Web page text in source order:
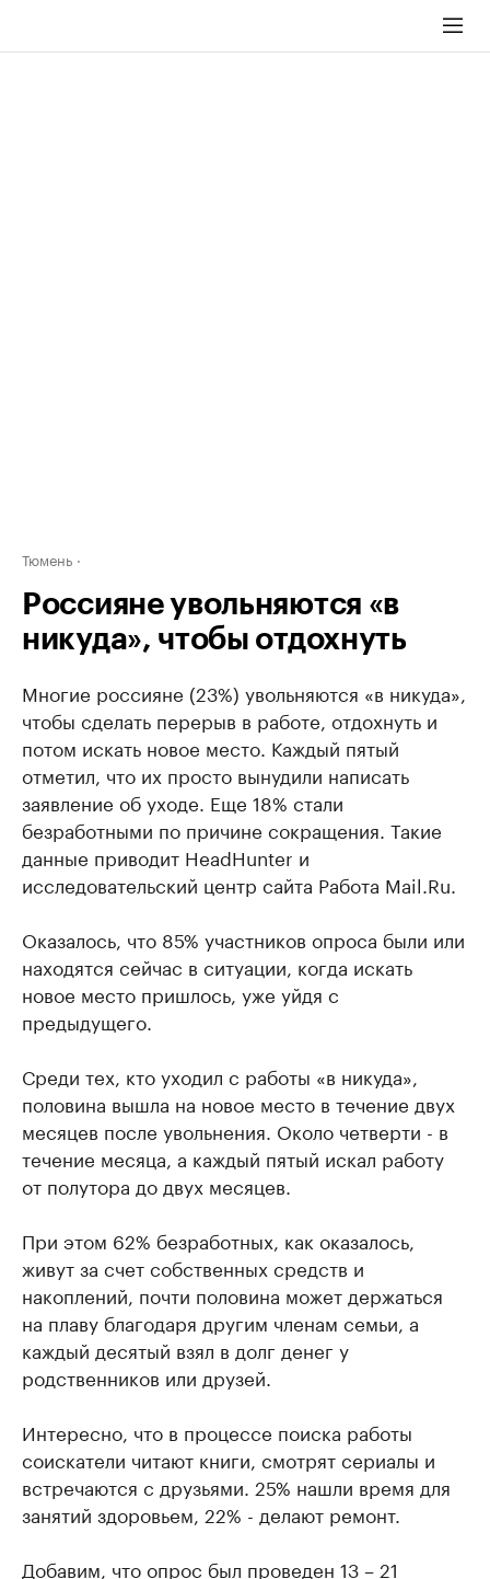
Тюмень
Россияне увольняются «в
никуда», чтобы отдохнуть
Многие россияне (23%) увольняются «в никуда»,
чтобы сделать перерыв в работе, отдохнуть и
потом искать новое место. Каждый пятый
отметил, что их просто вынудили написать
заявление об уходе. Еще 18% стали
безработными по причине сокращения. Такие
данные приводит HeadHunter и
исследовательский центр сайта Работа Mail.Ru.
Оказалось, что 85% участников опроса были или
находятся сейчас в ситуации, когда искать
новое место пришлось, уже уйдя с
предыдущего.
Среди тех, кто уходил с работы «в никуда»,
половина вышла на новое место в течение двух
месяцев после увольнения. Около четверти - в
течение месяца, а каждый пятый искал работу
от полутора до двух месяцев.
При этом 62% безработных, как оказалось,
живут за счет собственных средств и
накоплений, почти половина может держаться
на плаву благодаря другим членам семьи, а
каждый десятый взял в долг денег у
родственников или друзей.
Интересно, что в процессе поиска работы
соискатели читают книги, смотрят сериалы и
встречаются с друзьями. 25% нашли время для
занятий здоровьем, 22% - делают ремонт.
Добавим, что опрос был проведен 13 – 21